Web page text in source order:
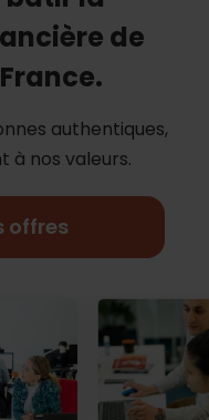
de
authentiques,
à nos valeurs.
offres